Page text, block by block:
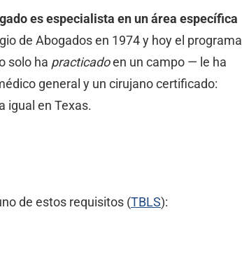
es especialista en un área específica
de Abogados en 1974 y hoy el programa
solo ha practicadoen un campo — le ha
general y un cirujano certificado:
igual en Texas.
de estos requisitos (TBLS):